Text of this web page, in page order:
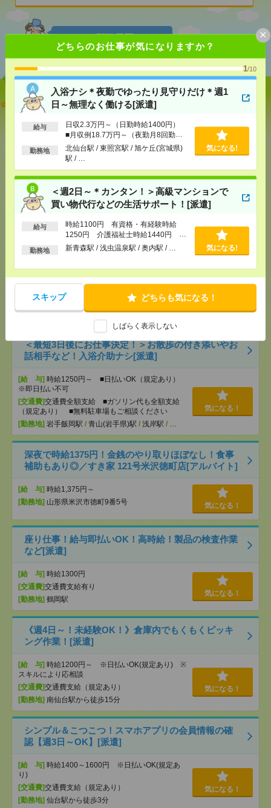
どちらのお仕事が気になりますか？
1/10
入浴ナシ＊夜勤でゆったり見守りだけ＊週1
日～無理なく働ける[派遣]
給与
日収2.3万円～（日勤時給1400円）
■月収例18.7万円～（夜勤月8回勤務
の場合）
勤務地
北仙台駅 / 東照宮駅 / 旭ケ丘(宮城県)
駅 / …
気になる!
＜週2日～＊カンタン！＞高級マンションで
買い物代行などの生活サポート！[派遣]
給与
時給1100円 有資格・有経験時給
1250円 介護福祉士時給1440円 ■
日払いOK（規定あり）※即日払い不
勤務地 新青森駅 / 浅虫温泉駅 / 奥内駅 / … 気になる!
スキップ どちらも気になる！
しばらく表示しない
×
あなたの閲覧履歴からの
おすすめ
入浴ナシ＊夜勤でゆったり見守りだけ＊週1日～無理
なく働ける[派遣]
日収2.3万円～（日勤時給1400円） ■月
収例18.7万円～（夜勤月8回勤務の場合）
交通費全額支給 ■ガソリン代も全額支給
（規定あり） ■無料駐車場もご相談ください
[月収例]15～20万円
[勤務地]
北仙台駅 /東照宮駅/旭ケ丘(宮城県)駅/…
気になる！
＜週2日～＊カンタン！＞高級マンションで買い物代
行などの生活サポート！[派遣]
円 介護福祉士時給1440円 ■日払いOK（規定あ
り）※即日払い不可
交通費全額支給 ■ガソリン代も全額支給
（規定あり） ■無料駐車場もご相談ください
[勤務地]新青森駅/浅虫温泉駅/奥内駅/…
気になる！
＜最短3日後にお仕事決定！＞お散歩の付き添いやお
話相手など！入浴介助ナシ[派遣]
[給 与] 時給1250円～ ■日払いOK（規定あり）
※即日払い不可
[交通費]交通費全額支給 ■ガソリン代も全額支給
（規定あり） ■無料駐車場もご相談ください
[勤務地] 岩手飯岡駅 / 青山(岩手県)駅 / 浅岸駅 /
気になる！
深夜で時給1375円！金銭のやり取りほぼなし！食事
補助もあり◎／すき家 121号米沢徳町店[アルバイト]
[給 与] 時給1,375円～
[勤務地] 山形県米沢市徳町9番5号 気になる！
座り仕事！給与即払いOK！高時給！製品の検査作業
など[派遣]
[給 与] 時給1300円
[交通費]交通費支給有り
[勤務地] 鶴岡駅
気になる！
《週4日～！未経験OK！》倉庫内でもくもくピッキ
ング作業！[派遣]
[給 与] 時給1200円～ ※日払いOK(規定あり) ※
スキルにより応相談
[交通費]交通費支給（規定あり）
[勤務地] 南仙台駅から徒歩15分
気になる！
シンプル＆こつこつ！スマホアプリの会員情報の確
認【週3日～OK】[派遣]
[給 与] 時給1400～1600円 ※日払いOK(規定あ
り)
[交通費]交通費支給（規定あり）
[勤務地] 仙台駅から徒歩3分
気になる！